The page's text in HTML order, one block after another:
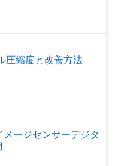
圧縮度と改善方法
ージセンサーデジタ